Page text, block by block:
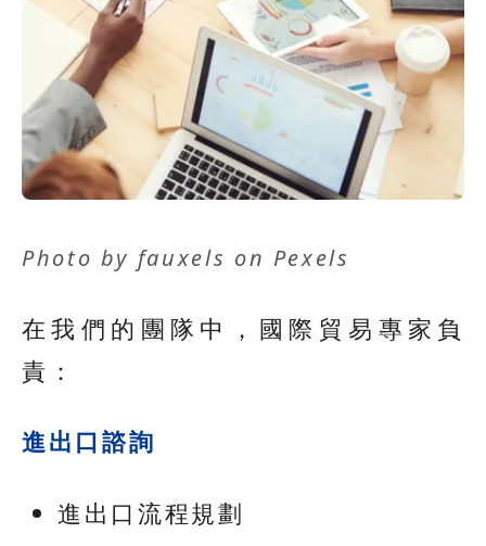
Photo by fauxels on Pexels
在我們的團隊中，國際貿易專家負
責：
進出口諮詢
進出口流程規劃